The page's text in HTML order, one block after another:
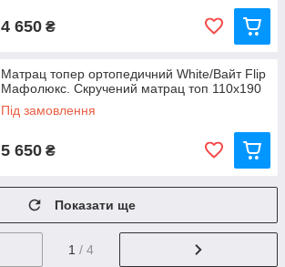
4 650 ₴
Матрац топер ортопедичний White/Вайт Flip
Мафолюкс. Скручений матрац топ 110х190
Під замовлення
5 650 ₴
Показати ще
1 / 4